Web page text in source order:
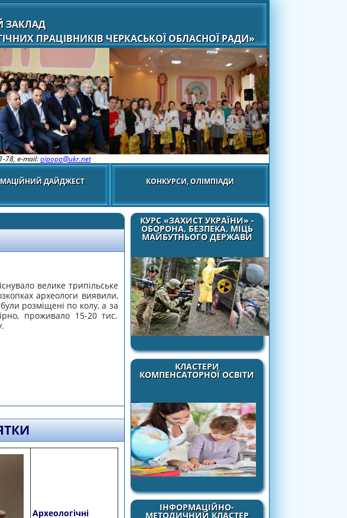
ЗАКЛАД
ПРАЦІВНИКІВ ЧЕРКАСЬКОЇ ОБЛАСНОЇ РАДИ»
78, e-mail:oipopp@ukr.net
ДАЙДЖЕСТ КОНКУРСИ, ОЛІМПІАДИ
КУРС «ЗАХИСТ УКРАЇНИ» -
ОБОРОНА, БЕЗПЕКА, МІЦЬ
МАЙБУТНЬОГО ДЕРЖАВИ
КЛАСТЕРИ
КОМПЕНСАТОРНОЇ ОСВІТИ
ІНФОРМАЦІЙНО-
МЕТОДИЧНИЙ КЛАСТЕР
велике трипільське
археологи виявили,
розміщені по колу, а за
проживало 15-20 тис.
Археологічні